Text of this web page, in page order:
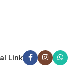
için Topçuoğlu
Link